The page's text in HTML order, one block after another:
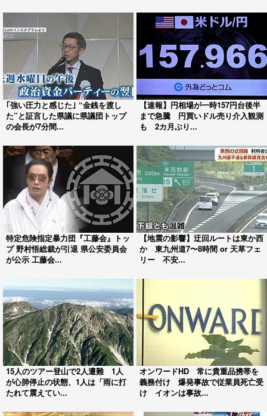
｢強い圧力と感じた｣ “金銭を渡し
た”と証言した県議に県議団トップ
の会長が7分間...
【速報】円相場が一時157円台後半
まで急騰 円買いドル売り介入観測
も 2カ月ぶり...
特定危険指定暴力団『工藤会』トッ
プ 野村悟総裁が引退 県公安委員会
が公示 工藤会...
【地震の影響】迂回ルートは東か西
か 東九州道7〜8時間 or 天草フェ
リー 不安...
15人のツアー登山で2人遭難 1人
が心肺停止の状態、1人は「雨に打
たれて震えてい...
オンワードHD 常に貴重品携帯を
義務付け 爆発事故で従業員死亡受
け イオンは事故...